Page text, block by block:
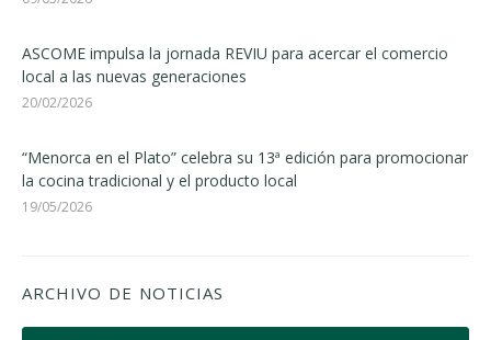
ASCOME impulsa la jornada REVIU para acercar el comercio
local a las nuevas generaciones
20/02/2026
“Menorca en el Plato” celebra su 13ª edición para promocionar
la cocina tradicional y el producto local
19/05/2026
ARCHIVO DE NOTICIAS